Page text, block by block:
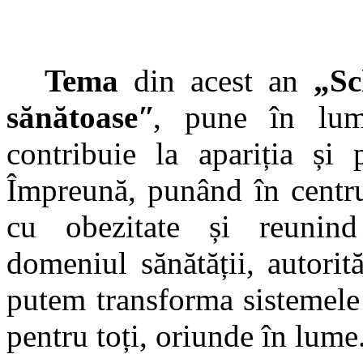
Tema din acest an
sănătoaseʺ, pune în
contribuie la apariția și
Împreună, punând în
cu obezitate și
domeniul sănătății,
putem transforma
pentru toți, oriunde în